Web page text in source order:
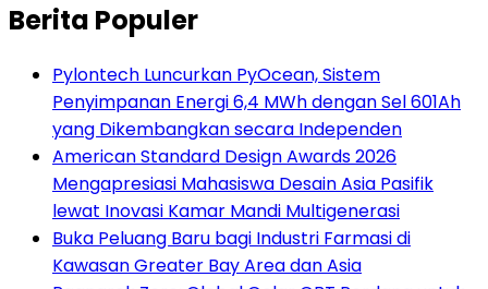
Berita Populer
Pylontech Luncurkan PyOcean, Sistem
Penyimpanan Energi 6,4 MWh dengan Sel 601Ah
yang Dikembangkan secara Independen
American Standard Design Awards 2026
Mengapresiasi Mahasiswa Desain Asia Pasifik
lewat Inovasi Kamar Mandi Multigenerasi
Buka Peluang Baru bagi Industri Farmasi di
Kawasan Greater Bay Area dan Asia